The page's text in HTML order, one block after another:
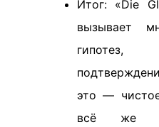
Итог: «Die
вызывает
это —
всё же